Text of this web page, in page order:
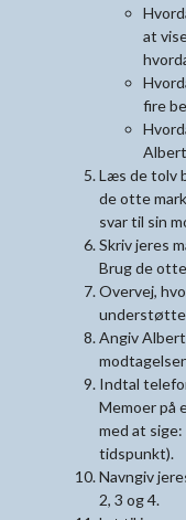
at
fire
Læs de tolv
de otte
svar til sin
Skriv jeres
Brug de
Overvej,
understøtte
Angiv
Indtal
Memoer på
med at sige:
tidspunkt).
Navngiv
2, 3 og 4.